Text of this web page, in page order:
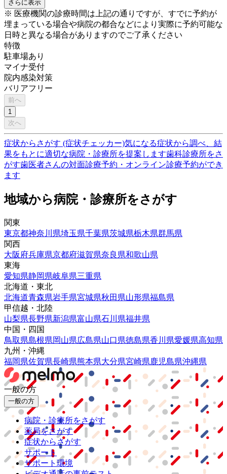
さらに表示
※ 医療機関の診療時間は上記の通りですが、すでに予約が
埋まっている場合や病院の都合などにより実際に予約可能な
日時と異なる場合がありますのでご了承ください
特徴
駐車場あり
マイナ受付
院内感染対策
バリアフリー
前へ
1
次へ
症状からさがす (症状チェッカー)気になる症状から調べ、結
果をもとに適切な病院・診療所を提案します歯科診療所をさ
がす歯医者さんの対面診療予約・オンライン診療予約ができ
ます
地域から病院・診療所をさがす
関東
東京都神奈川県埼玉県千葉県茨城県栃木県群馬県
関西
大阪府兵庫県京都府滋賀県奈良県和歌山県
東海
愛知県静岡県岐阜県三重県
北海道・東北
北海道青森県岩手県宮城県秋田県山形県福島県
甲信越・北陸
山梨県長野県新潟県富山県石川県福井県
中国・四国
鳥取県島根県岡山県広島県山口県徳島県香川県愛媛県高知県
九州・沖縄
福岡県佐賀県長崎県熊本県大分県宮崎県鹿児島県沖縄県
一般の方
一般の方
病院・診療所をさがす
薬局をさがす
症状からさがす
サポート
サポート環境